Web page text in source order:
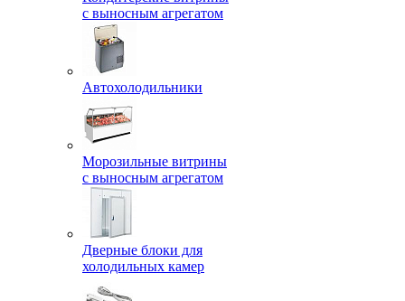
с выносным агрегатом
Автохолодильники
Морозильные витрины
с выносным агрегатом
Дверные блоки для
холодильных камер